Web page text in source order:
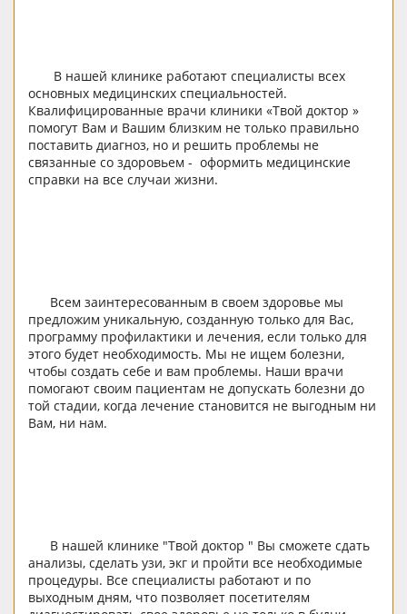
В нашей клинике работают специалисты всех
основных медицинских специальностей.
Квалифицированные врачи клиники «Твой доктор »
помогут Вам и Вашим близким не только правильно
поставить диагноз, но и решить проблемы не
связанные со здоровьем - оформить медицинские
справки на все случаи жизни.
Всем заинтересованным в своем здоровье мы
предложим уникальную, созданную только для Вас,
программу профилактики и лечения, если только для
этого будет необходимость. Мы не ищем болезни,
чтобы создать себе и вам проблемы. Наши врачи
помогают своим пациентам не допускать болезни до
той стадии, когда лечение становится не выгодным ни
Вам, ни нам.
В нашей клинике "Твой доктор " Вы сможете сдать
анализы, сделать узи, экг и пройти все необходимые
процедуры. Все специалисты работают и по
выходным дням, что позволяет посетителям